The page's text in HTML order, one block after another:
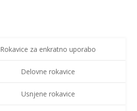
Rokavice za enkratno uporabo
Delovne rokavice
Usnjene rokavice